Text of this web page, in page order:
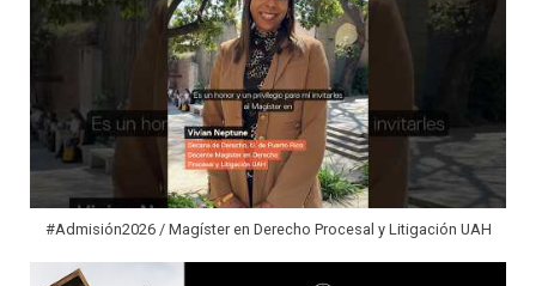
#Admisión2026 / Magíster en Derecho Procesal y Litigación UAH